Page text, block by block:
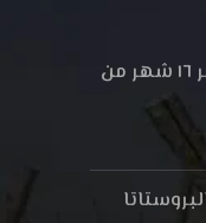
مزرعة مانجو مهاشينوك عمر ١٦ شهر من